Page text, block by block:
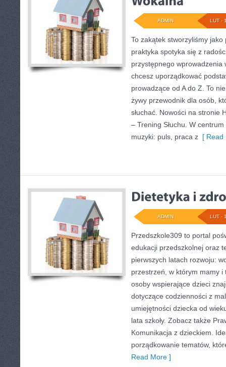
LUT -
ADMIN
To zakątek stworzyliśmy
praktyka spotyka się z
przystępnego wprowadzenia
chcesz uporządkować
prowadzące od A do Z. To
żywy przewodnik dla osób,
słuchać. Nowości na stronie
– Trening Słuchu. W
muzyki: puls, praca z [ Read
LUT -
ADMIN
Przedszkole309 to portal
edukacji przedszkolnej oraz
pierwszych latach rozwoju:
przestrzeń, w którym mamy i
osoby wspierające dzieci
dotyczące codzienności z
umiejętności dziecka od
lata szkoły. Zobacz także
Komunikacja z dzieckiem.
porządkowanie tematów,
Read More ]